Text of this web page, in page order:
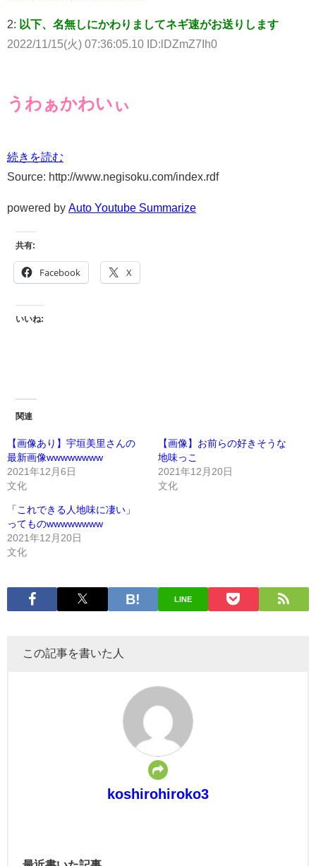
2: 以下、名無しにかわりましてネギ速がお送りします
2022/11/15(火) 07:36:05.10 ID:lDZmZ7Ih0
うわぁかわいぃ
続きを読む
Source: http://www.negisoku.com/index.rdf
powered by Auto Youtube Summarize
共有:
Facebook X
いいね:
関連
【画像あり】宇垣美里さんの
最新画像wwwwwwww
2021年12月6日
文化
【画像】お前らの好きそうな
地味っこ
2021年12月20日
文化
「これできる人地味に凄い」
ってものwwwwwwww
2021年12月20日
文化
LINE
この記事を書いた人
koshirohiroko3